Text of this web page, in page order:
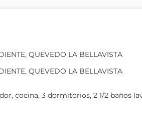
QUEVEDO LA BELLAVISTA
QUEVEDO LA BELLAVISTA
cocina, 3 dormitorios, 2 1/2 baños